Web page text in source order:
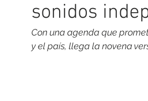
sonidos
Con una agenda que
y el país, llega la novena